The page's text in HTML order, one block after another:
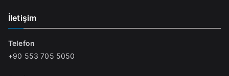
İletişim
Telefon
+90 553 705 5050